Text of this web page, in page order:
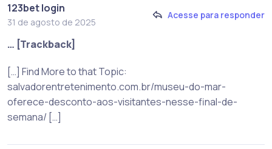
123bet login
31 de agosto de 2025
Acesse para responder
… [Trackback]
[…] Find More to that Topic:
salvadorentretenimento.com.br/museu-do-mar-
oferece-desconto-aos-visitantes-nesse-final-de-
semana/ […]